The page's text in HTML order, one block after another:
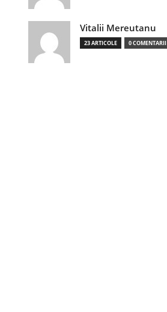
Vitalii Mereutanu
23 ARTICOLE 0 COMENTARII